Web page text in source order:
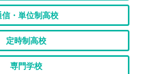
信・単位制高校
定時制高校
専門学校